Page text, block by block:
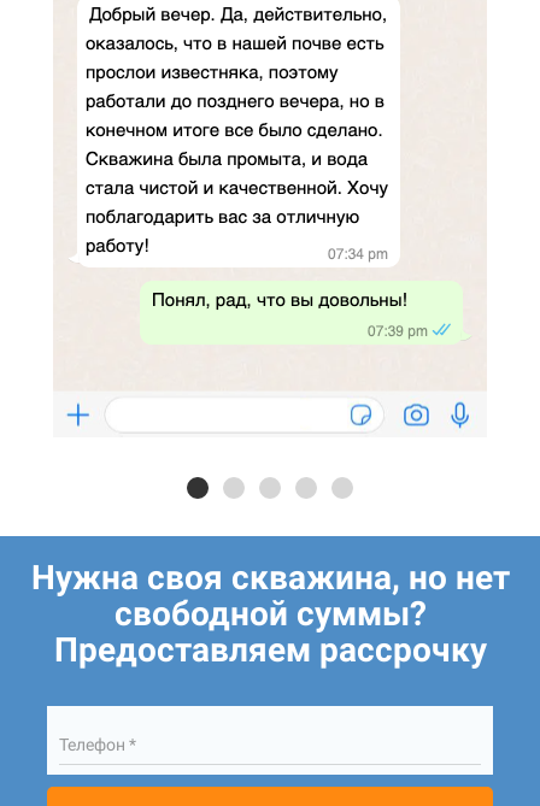
Нужна своя скважина, но нет
свободной суммы?
Предоставляем рассрочку
Телефон *